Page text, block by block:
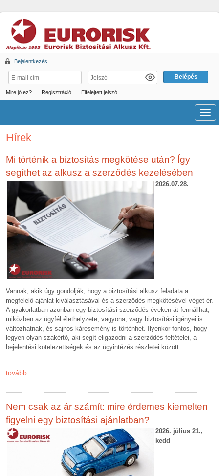
Bejelentkezés
Mire jó ez? Regisztráció Elfelejtett jelszó
Hírek
Mi történik a biztosítás megkötése után? Így
segíthet az alkusz a szerződés kezelésében
2026.07.28.
Vannak, akik úgy gondolják, hogy a biztosítási alkusz feladata a
megfelelő ajánlat kiválasztásával és a szerződés megkötésével véget ér.
A gyakorlatban azonban egy biztosítási szerződés éveken át fennállhat,
miközben az ügyfél élethelyzete, vagyona, vagy biztosítási igényei is
változhatnak, és sajnos káresemény is történhet. Ilyenkor fontos, hogy
legyen olyan szakértő, aki segít eligazodni a szerződés feltételei, a
bejelentési kötelezettségek és az ügyintézés részletei között.
tovább...
Nem csak az ár számít: mire érdemes kiemelten
figyelni egy biztosítási ajánlatban?
2026. július 21.,
kedd